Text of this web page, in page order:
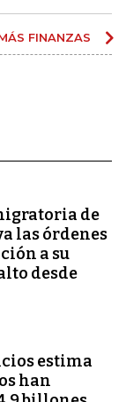
FINANZAS
de
las órdenes
a su
desde
estima
han